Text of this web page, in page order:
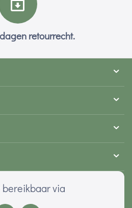
retourrecht.
bereikbaar via